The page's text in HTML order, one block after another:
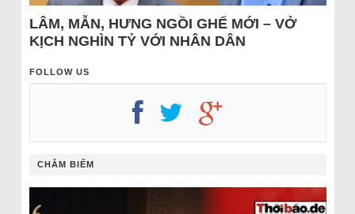
LÂM, MẪN, HƯNG NGỒI GHẾ MỚI – VỞ
KỊCH NGHÌN TỶ VỚI NHÂN DÂN
FOLLOW US
CHÂM BIẾM